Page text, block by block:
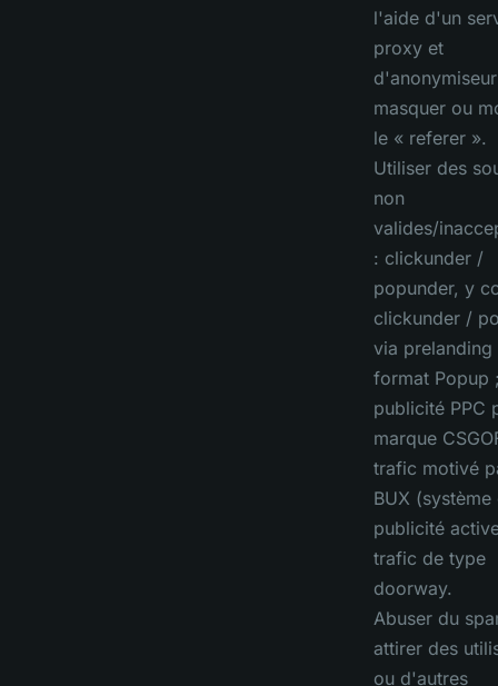
l'aide d'un
proxy et
masquer ou
le « referer ».
Utiliser des
non
valides/
: clickunder /
popunder, y
clickunder /
via prelanding
format Popup
publicité PPC
marque
trafic motivé
BUX (système
publicité
trafic de type
doorway.
Abuser du
attirer des
ou d'autres